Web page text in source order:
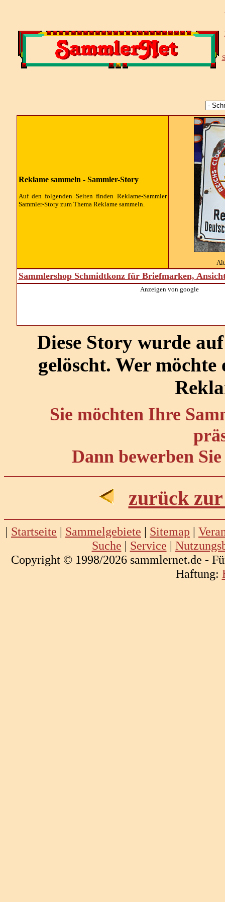
Reklame sammeln - Sammler-Story
Auf den folgenden Seiten finden Reklame-Sammler
Sammler-Story zum Thema Reklame sammeln.
Sammlershop Schmidtkonz für Briefmarken,
Anzeigen von google
Diese Story wurde
gelöscht. Wer
Sie möchten Ihre
Dann bewerben
zurück
| Startseite | Sammelgebiete | Sitemap |
Suche | Service |
Copyright © 1998/2026 sammlernet.de -
Haftung: